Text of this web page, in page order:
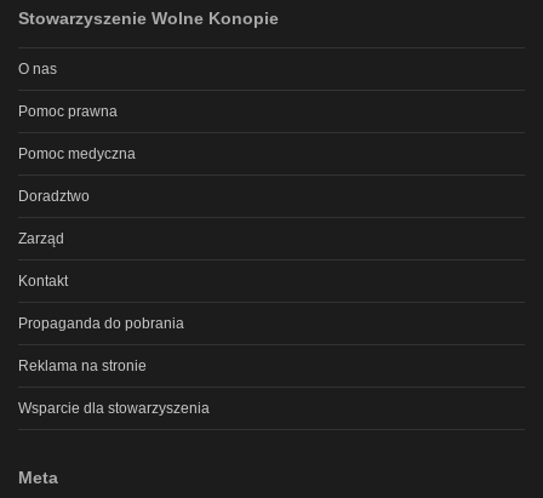
Stowarzyszenie Wolne Konopie
O nas
Pomoc prawna
Pomoc medyczna
Doradztwo
Zarząd
Kontakt
Propaganda do pobrania
Reklama na stronie
Wsparcie dla stowarzyszenia
Meta